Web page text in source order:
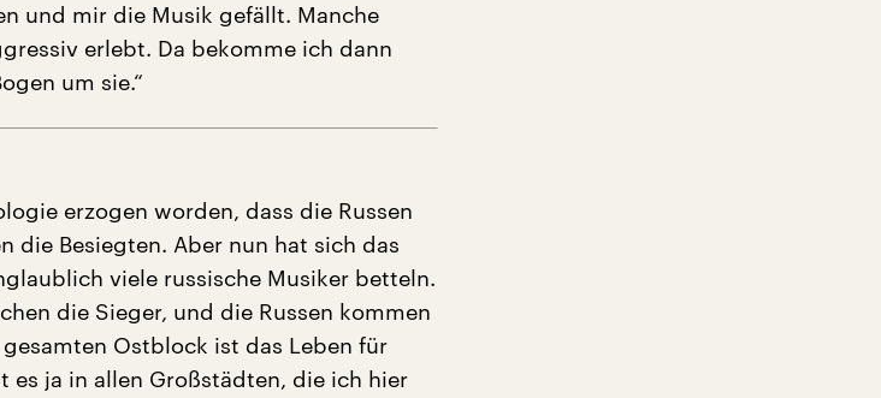
und mir die Musik gefällt. Manche
erlebt. Da bekomme ich dann
um sie.“
erzogen worden, dass die Russen
die Besiegten. Aber nun hat sich das
viele russische Musiker betteln.
die Sieger, und die Russen kommen
Ostblock ist das Leben für
es ja in allen Großstädten, die ich hier